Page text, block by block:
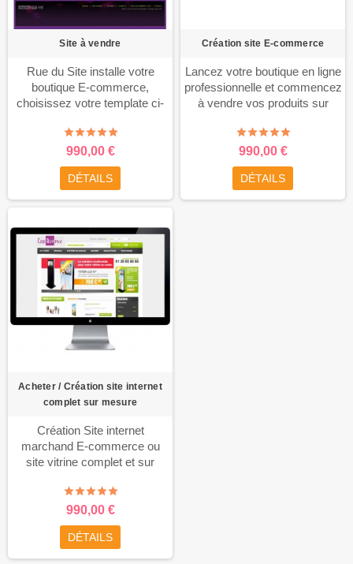
moment: 990€.
Livraison des
accès sous 24 heures.Frais
d’installation et configuration:
Site à vendre
Rue du Site installe votre
boutique E-commerce,
choisissez votre template ci-
intégration du logo inclus.
Assistance technique
CONFIGUREZ VOTRE SITE
DE VENTE
990,00 €
DÉTAILS
Création site E-commerce
Lancez votre boutique en ligne
professionnelle et commencez
à vendre vos produits sur
VOTRE SITE E-COMMERCE
SUR MESUREChoisissez
les fonctionnalités de votre
future boutique et découvrez
immédiatement le prix de
990,00 €
DÉTAILS
Acheter / Création site internet
complet sur mesure
Création Site internet
marchand E-commerce ou
site vitrine complet et sur
site marchand,acheter un site
internet tout fait
complet,template, theme, auto
entrepreneur, web, internet, e-
commerce, rue du site,
990,00 €
DÉTAILS